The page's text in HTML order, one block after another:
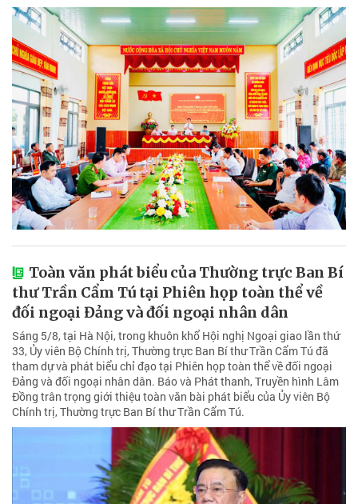
Toàn văn phát biểu của Thường trực Ban Bí
thư Trần Cẩm Tú tại Phiên họp toàn thể về
đối ngoại Đảng và đối ngoại nhân dân
Sáng 5/8, tại Hà Nội, trong khuôn khổ Hội nghị Ngoại giao lần thứ
33, Ủy viên Bộ Chính trị, Thường trực Ban Bí thư Trần Cẩm Tú đã
tham dự và phát biểu chỉ đạo tại Phiên họp toàn thể về đối ngoại
Đảng và đối ngoại nhân dân. Báo và Phát thanh, Truyền hình Lâm
Đồng trân trọng giới thiệu toàn văn bài phát biểu của Ủy viên Bộ
Chính trị, Thường trực Ban Bí thư Trần Cẩm Tú.